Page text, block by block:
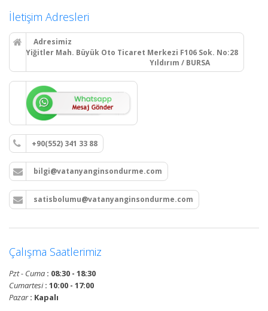
İletişim Adresleri
Adresimiz
Yiğitler Mah. Büyük Oto Ticaret Merkezi F106 Sok. No:28
Yıldırım / BURSA
+90(552) 341 33 88
bilgi@vatanyanginsondurme.com
satisbolumu@vatanyanginsondurme.com
Çalışma Saatlerimiz
Pzt - Cuma : 08:30 - 18:30
Cumartesi: 10:00 - 17:00
Pazar: Kapalı